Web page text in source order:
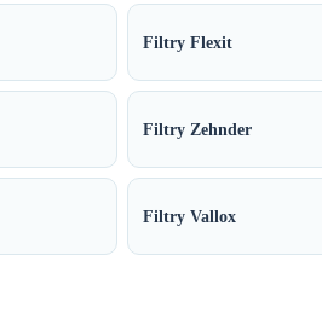
Filtry Flexit
Filtry Zehnder
Filtry Vallox